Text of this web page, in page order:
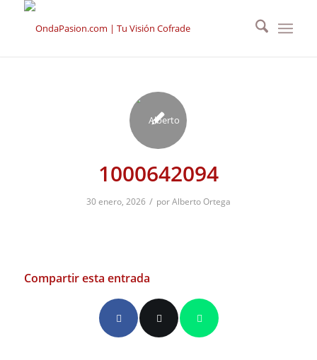
1000642094
30 enero, 2026 / porAlberto Ortega
Compartir esta entrada